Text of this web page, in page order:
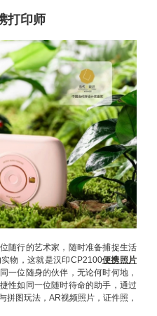
打印师
随行的艺术家，随时准备捕捉生活
物，这就是汉印CP2100便携照片
一位随身的伙伴，无论何时何地，
性如同一位随时待命的助手，通过
拼图玩法，AR视频照片，证件照，